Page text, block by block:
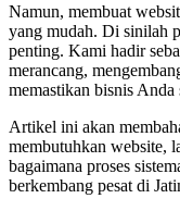
Namun, membuat
yang mudah. Di sinilah
penting. Kami hadir
merancang,
memastikan bisnis
Artikel ini akan
membutuhkan website,
bagaimana proses
berkembang pesat di